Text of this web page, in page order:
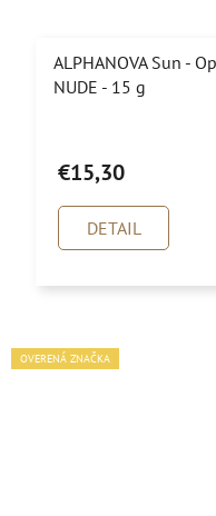
ALPHANOVA Sun -
NUDE - 15 g
hodnotenie
produktu
4,3
z
€15,30
DETAIL
OVERENÁ ZNAČKA